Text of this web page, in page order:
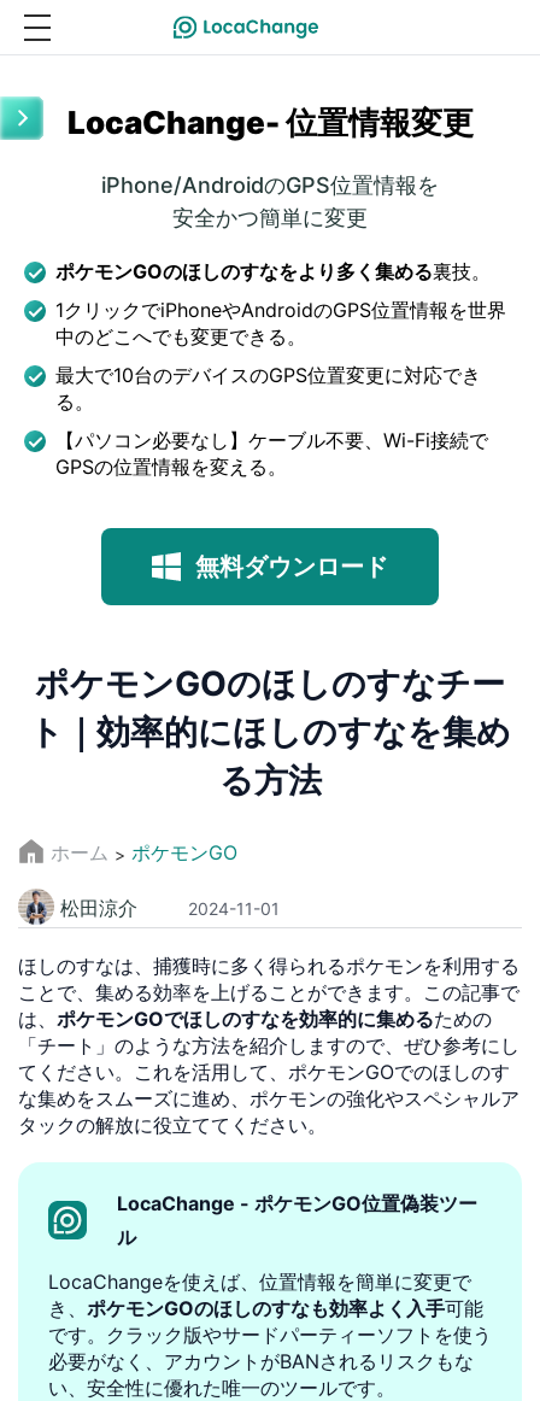
LocaChange- 位置情報変更
iPhone/AndroidのGPS位置情報を
安全かつ簡単に変更
ポケモンGOのほしのすなをより多く集める裏技。
1クリックでiPhoneやAndroidのGPS位置情報を世界
中のどこへでも変更できる。
最大で10台のデバイスのGPS位置変更に対応でき
る。
【パソコン必要なし】ケーブル不要、Wi-Fi接続で
GPSの位置情報を変える。
無料ダウンロード
ポケモンGOのほしのすなチー
ト｜効率的にほしのすなを集め
る方法
ホーム > ポケモンGO
松田涼介 2024-11-01
ほしのすなは、捕獲時に多く得られるポケモンを利用する
ことで、集める効率を上げることができます。この記事で
は、 ポケモンGOでほしのすなを効率的に集めるための
「チート」のような方法を紹介しますので、ぜひ参考にし
てください。これを活用して、ポケモンGOでのほしのす
な集めをスムーズに進め、ポケモンの強化やスペシャルア
タックの解放に役立ててください。
LocaChange - ポケモンGO位置偽装ツー
ル
LocaChangeを使えば、位置情報を簡単に変更で
き、 ポケモンGOのほしのすなも効率よく入手可能
です。クラック版やサードパーティーソフトを使う
必要がなく、アカウントがBANされるリスクもな
い、安全性に優れた唯一のツールです。